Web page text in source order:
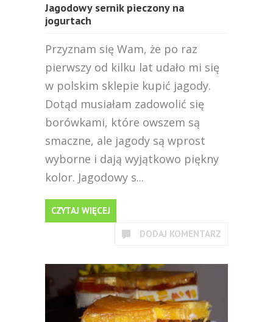
Jagodowy sernik pieczony na
jogurtach
Przyznam się Wam, że po raz
pierwszy od kilku lat udało mi się
w polskim sklepie kupić jagody.
Dotąd musiałam zadowolić się
borówkami, które owszem są
smaczne, ale jagody są wprost
wyborne i dają wyjątkowo piękny
kolor. Jagodowy s...
CZYTAJ WIĘCEJ
DODAJ KOMENTARZ